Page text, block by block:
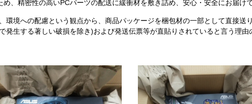
、精密性の高いPCパーツの配送に緩衝材を敷き詰め、安心・安全にお届け
環境への配慮という観点から、商品パッケージを梱包材の一部として直接
生する著しい破損を除き)および発送伝票等が直貼りされていると言う理